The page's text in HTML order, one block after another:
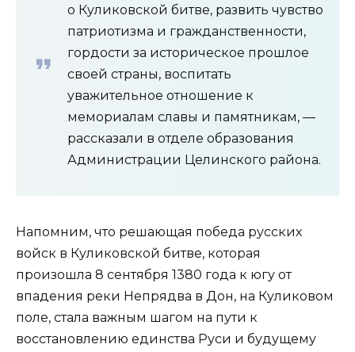
о Куликовской битве, развить чувство
патриотизма и гражданственности,
гордости за историческое прошлое
своей страны, воспитать
уважительное отношение к
мемориалам славы и памятникам, —
рассказали в отделе образования
Администрации Целинского района.
Напомним, что решающая победа русских
войск в Куликовской битве, которая
произошла 8 сентября 1380 года к югу от
впадения реки Непрядва в Дон, на Куликовом
поле, стала важным шагом на пути к
восстановлению единства Руси и будущему